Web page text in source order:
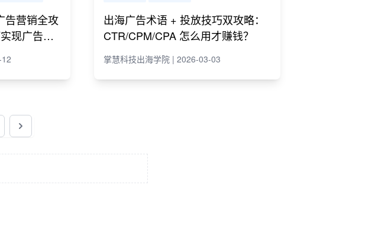
告营销全攻
现广告营
出海广告术语 + 投放技巧双攻略：
CTR/CPM/CPA 怎么用才赚钱？
掌慧科技出海学院 | 2026-03-03